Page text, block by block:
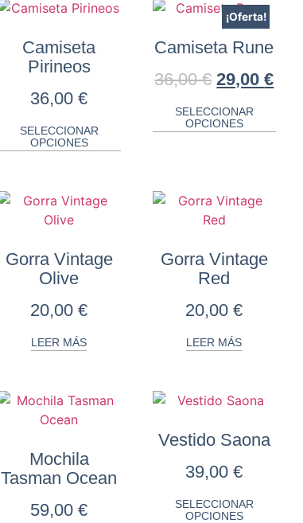
Camiseta
Pirineos
36,00€
SELECCIONAR
OPCIONES
¡Oferta!
Camiseta Rune
36,00€ 29,00€
SELECCIONAR
OPCIONES
Gorra Vintage
Olive
20,00€
LEER MÁS
Gorra Vintage
Red
20,00€
LEER MÁS
Mochila
Tasman Ocean
59,00€
Vestido Saona
39,00€
SELECCIONAR
OPCIONES